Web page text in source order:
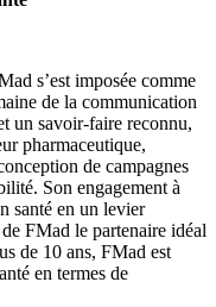
s’est imposée comme
de la communication
un savoir-faire reconnu,
pharmaceutique,
de campagnes
Son engagement à
santé en un levier
FMad le partenaire idéal
de 10 ans, FMad est
en termes de